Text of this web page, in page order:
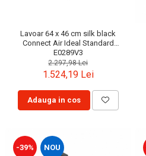
Lavoar 64 x 46 cm silk black
Connect Air Ideal Standard
E0289V3
2.297,98 Lei
1.524,19 Lei
Adauga in cos
-39% NOU